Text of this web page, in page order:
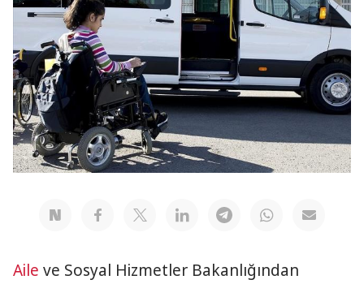
Aile ve Sosyal Hizmetler Bakanlığından